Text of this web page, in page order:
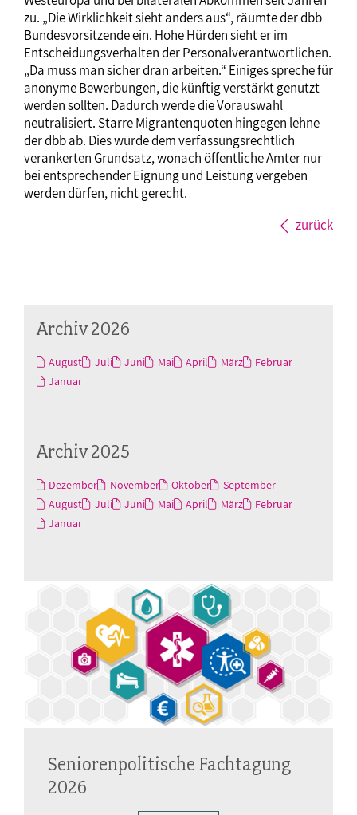
zu. „Die Wirklichkeit sieht anders aus“, räumte der dbb
Bundesvorsitzende ein. Hohe Hürden sieht er im
Entscheidungsverhalten der Personalverantwortlichen.
„Da muss man sicher dran arbeiten.“ Einiges spreche für
anonyme Bewerbungen, die künftig verstärkt genutzt
werden sollten. Dadurch werde die Vorauswahl
neutralisiert. Starre Migrantenquoten hingegen lehne
der dbb ab. Dies würde dem verfassungsrechtlich
verankerten Grundsatz, wonach öffentliche Ämter nur
bei entsprechender Eignung und Leistung vergeben
werden dürfen, nicht gerecht.
zurück
Archiv 2026
August Juli Juni Mai April März
Februar
Januar
Archiv 2025
Dezember November Oktober
September
August
Juli Juni Mai April März
Februar
Januar
Seniorenpolitische Fachtagung
2026